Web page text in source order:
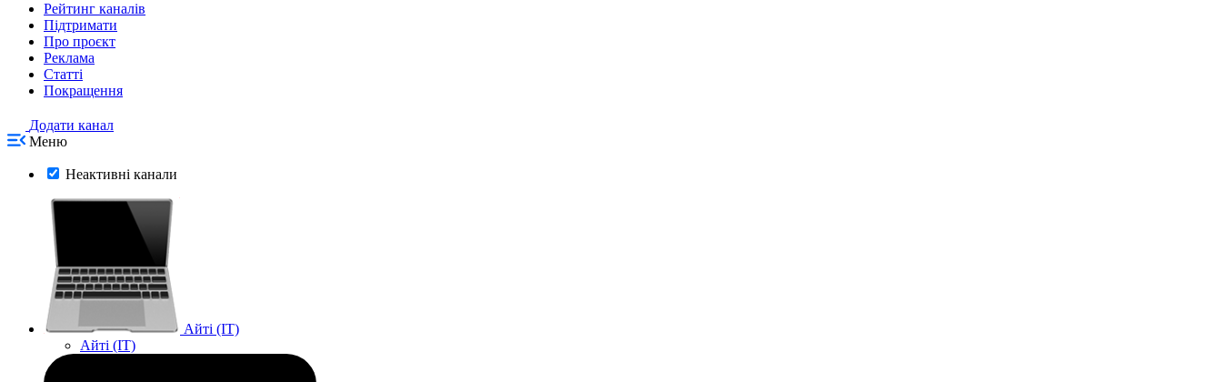
Рейтинг каналів
Підтримати
Про проєкт
Реклама
Статті
Покращення
Додати канал
Меню
Неактивні канали
Айті (IT)
Айті (IT)